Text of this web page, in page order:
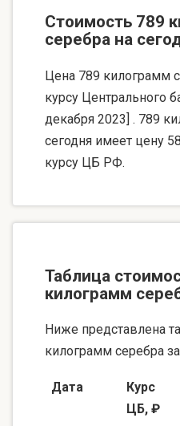
Стоимость 789
серебра на
Цена 789 килограмм
курсу Центрального
декабря 2023] . 789
сегодня имеет цену
курсу ЦБ РФ.
Таблица
килограмм
Ниже представлена
килограмм серебра
Дата
Курс
ЦБ, ₽